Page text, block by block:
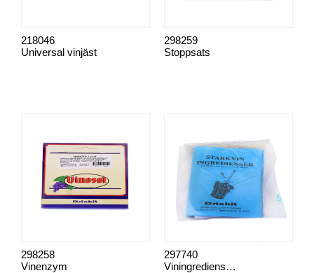
Universal vinjäst
218046
Stoppsats
298259
Vinenzym
298258
Viningredienser, komplett
297740